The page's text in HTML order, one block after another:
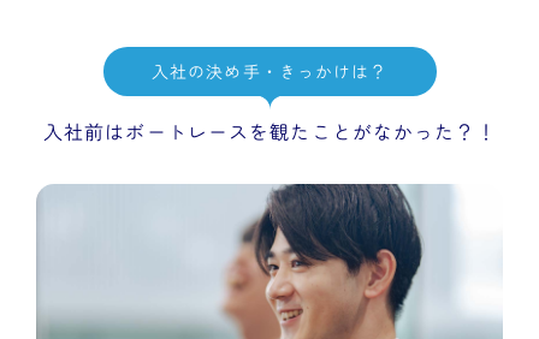
入社の決め手・きっかけは？
入社前はボートレースを観たことがなかった？！